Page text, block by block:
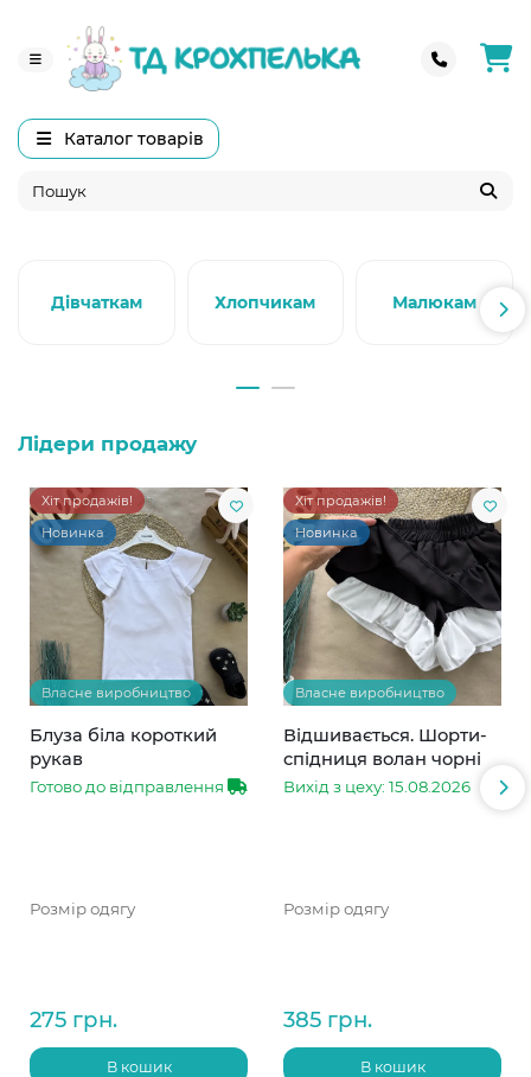
Каталог товарів
Дівчаткам Хлопчикам Малюкам
Лідери продажу
Хіт продажів!
Новинка
Власне виробництво
Блуза біла короткий
рукав
Готово до відправлення
Розмір одягу
275 грн.
В кошик
Хіт продажів!
Новинка
Власне виробництво
Відшивається. Шорти-
спідниця волан чорні
Вихід з цеху: 15.08.2026
Розмір одягу
385 грн.
В кошик